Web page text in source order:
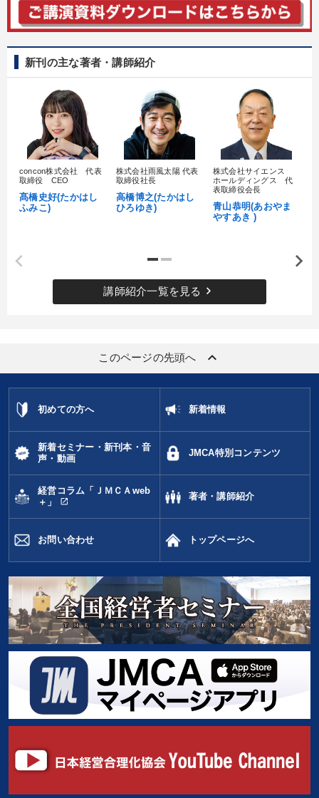
新刊の主な著者・講師紹介
concon株式会社 代表
取締役 CEO
髙橋史好(たかはし
ふみこ)
株式会社雨風太陽 代表
取締役社長
高橋博之(たかはし
ひろゆき)
株式会社サイエンス
ホールディングス 代
表取締役会長
青山恭明(あおやま
やすあき )
講師紹介一覧を見る keyboard_arrow_right
このページの先頭へ keyboard_arrow_up
初めての方へ 新着情報
新着セミナー・新刊本・音
声・動画
JMCA特別コンテンツ
経営コラム「ＪＭＣＡweb
＋」
open_in_new
著者・講師紹介
お問い合わせ トップページへ